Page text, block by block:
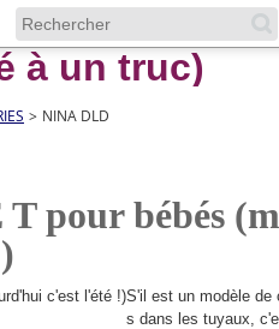
> NINA DLD
pour bébés
S'il est un modèle de
s dans les tuyaux,